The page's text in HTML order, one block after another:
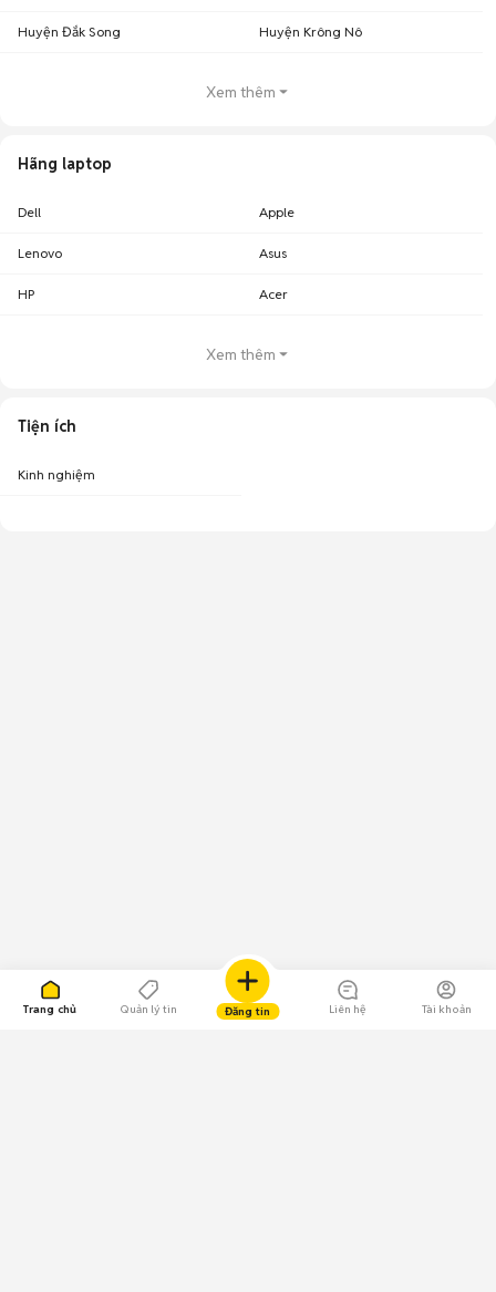
Trang chủ Quản lý tin Đăng tin Liên hệ Tài khoản
Huyện Đắk Song Huyện Krông Nô
Xem thêm
Hãng laptop
Dell Apple
Lenovo Asus
HP Acer
Xem thêm
Tiện ích
Kinh nghiệm